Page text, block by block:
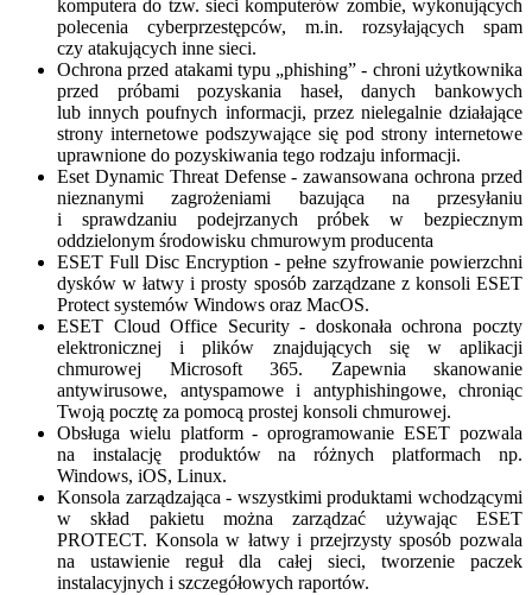
komputera do tzw. sieci komputerów zombie, wykonujących
polecenia cyberprzestępców, m.in. rozsyłających spam
czy atakujących inne sieci.
Ochrona przed atakami typu „phishing” - chroni użytkownika
przed próbami pozyskania haseł, danych bankowych
lub innych poufnych informacji, przez nielegalnie działające
strony internetowe podszywające się pod strony internetowe
uprawnione do pozyskiwania tego rodzaju informacji.
Eset Dynamic Threat Defense - zawansowana ochrona przed
nieznanymi zagrożeniami bazująca na przesyłaniu
i sprawdzaniu podejrzanych próbek w bezpiecznym
oddzielonym środowisku chmurowym producenta
ESET Full Disc Encryption - pełne szyfrowanie powierzchni
dysków w łatwy i prosty sposób zarządzane z konsoli ESET
Protect systemów Windows oraz MacOS.
ESET Cloud Office Security - doskonała ochrona poczty
elektronicznej i plików znajdujących się w aplikacji
chmurowej Microsoft 365. Zapewnia skanowanie
antywirusowe, antyspamowe i antyphishingowe, chroniąc
Twoją pocztę za pomocą prostej konsoli chmurowej.
Obsługa wielu platform - oprogramowanie ESET pozwala
na instalację produktów na różnych platformach np.
Windows, iOS, Linux.
Konsola zarządzająca - wszystkimi produktami wchodzącymi
w skład pakietu można zarządzać używając ESET
PROTECT. Konsola w łatwy i przejrzysty sposób pozwala
na ustawienie reguł dla całej sieci, tworzenie paczek
instalacyjnych i szczegółowych raportów.